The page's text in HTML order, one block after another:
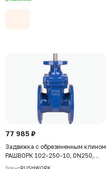
77 985 ₽
Задвижка с обрезиненным клином
РАШВОРК 102-250-10, DN250,
PN10, корпус GGG50, клин -